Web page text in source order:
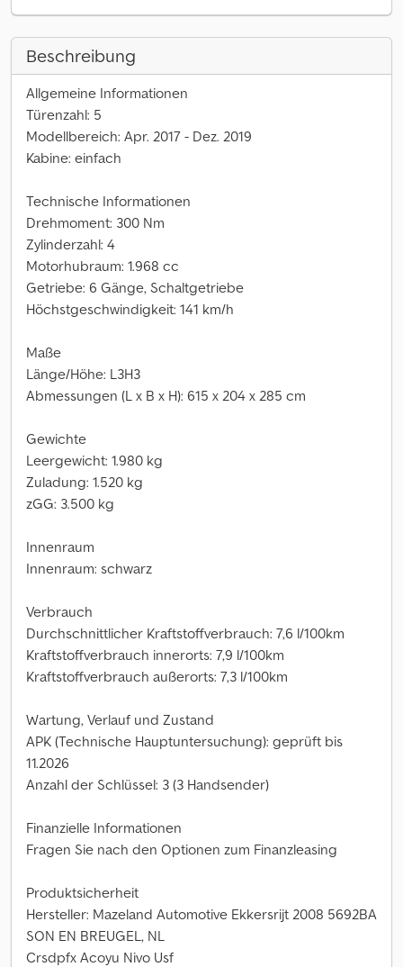
Beschreibung
Allgemeine Informationen
Türenzahl: 5
Modellbereich: Apr. 2017 - Dez. 2019
Kabine: einfach
Technische Informationen
Drehmoment: 300 Nm
Zylinderzahl: 4
Motorhubraum: 1.968 cc
Getriebe: 6 Gänge, Schaltgetriebe
Höchstgeschwindigkeit: 141 km/h
Maße
Länge/Höhe: L3H3
Abmessungen (L x B x H): 615 x 204 x 285 cm
Gewichte
Leergewicht: 1.980 kg
Zuladung: 1.520 kg
zGG: 3.500 kg
Innenraum
Innenraum: schwarz
Verbrauch
Durchschnittlicher Kraftstoffverbrauch: 7,6 l/100km
Kraftstoffverbrauch innerorts: 7,9 l/100km
Kraftstoffverbrauch außerorts: 7,3 l/100km
Wartung, Verlauf und Zustand
APK (Technische Hauptuntersuchung): geprüft bis
11.2026
Anzahl der Schlüssel: 3 (3 Handsender)
Finanzielle Informationen
Fragen Sie nach den Optionen zum Finanzleasing
Produktsicherheit
Hersteller: Mazeland Automotive Ekkersrijt 2008 5692BA
SON EN BREUGEL, NL
Crsdpfx Acoyu Nivo Usf